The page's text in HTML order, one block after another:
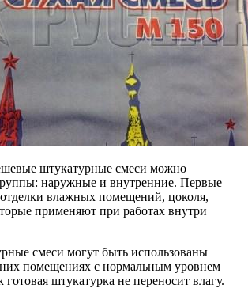
штукатурные смеси можно
наружные и внутренние. Первые
влажных помещений, цоколя,
применяют при работах внутри
смеси могут быть использованы
помещениях с нормальным уровнем
готовая штукатурка не переносит влагу.